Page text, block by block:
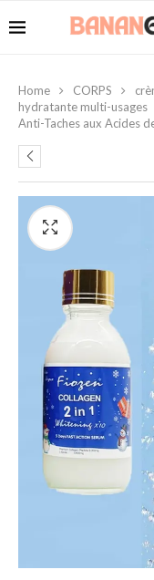
Home CORPS
hydratante multi-usages
Anti-Taches aux Acides